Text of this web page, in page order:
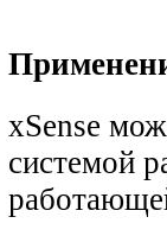
xSense
системой